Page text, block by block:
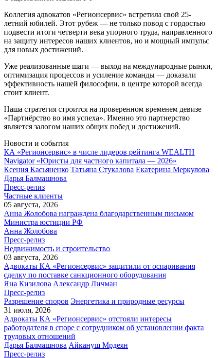
Коллегия адвокатов «Регионсервис» встретила свой 25-
летний юбилей. Этот рубеж — не только повод с гордостью
подвести итоги четверти века упорного труда, направленного
на защиту интересов наших клиентов, но и мощный импульс
для новых достижений.
Уже реализованные шаги — выход на международные рынки,
оптимизация процессов и усиление команды — доказали
эффективность нашей философии, в центре которой всегда
стоит клиент.
Наша стратегия строится на проверенном временем девизе
«Партнёрство во имя успеха». Именно это партнерство
является залогом наших общих побед и достижений.
Новости и события
КА «Регионсервис» в числе лидеров рейтинга WEALTH
Navigator «Юристы для частного капитала — 2026»
Ксения Касьяненко Татьяна Стукалова Екатерина Меркулова
Дарья Балмашнова
Пресс-релиз
Частные клиенты
05 августа, 2026
Анна Жолобова награждена благодарственным письмом
Министра юстиции РФ
Анна Жолобова
Пресс-релиз
Недвижимость и строительство
03 августа, 2026
Адвокаты КА «Регионсервис» защитили от оспаривания
сделку по поставке санкционного оборудования
Яна Кизилова Александр Личман
Пресс-релиз
Разрешение споров Энергетика и природные ресурсы
31 июля, 2026
Адвокаты КА «Регионсервис» отстояли интересы
работодателя в споре с сотрудником об установлении факта
трудовых отношений
Дарья Балмашнова Айкануш Мрдеян
Пресс-релиз